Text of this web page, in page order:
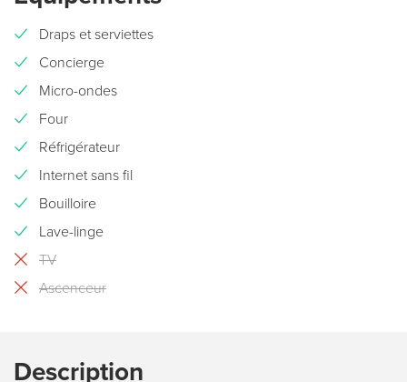
Draps et serviettes
Concierge
Micro-ondes
Four
Réfrigérateur
Internet sans fil
Bouilloire
Lave-linge
TV
Ascenceur
Description